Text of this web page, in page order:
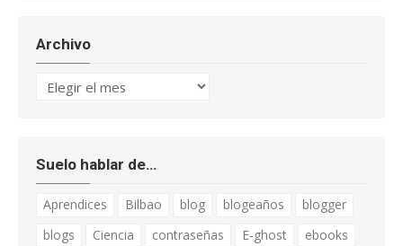
Archivo
Archivo
Suelo hablar de…
Aprendices Bilbao blog blogeaños
blogger
blogs
Ciencia contraseñas E-ghost
ebooks